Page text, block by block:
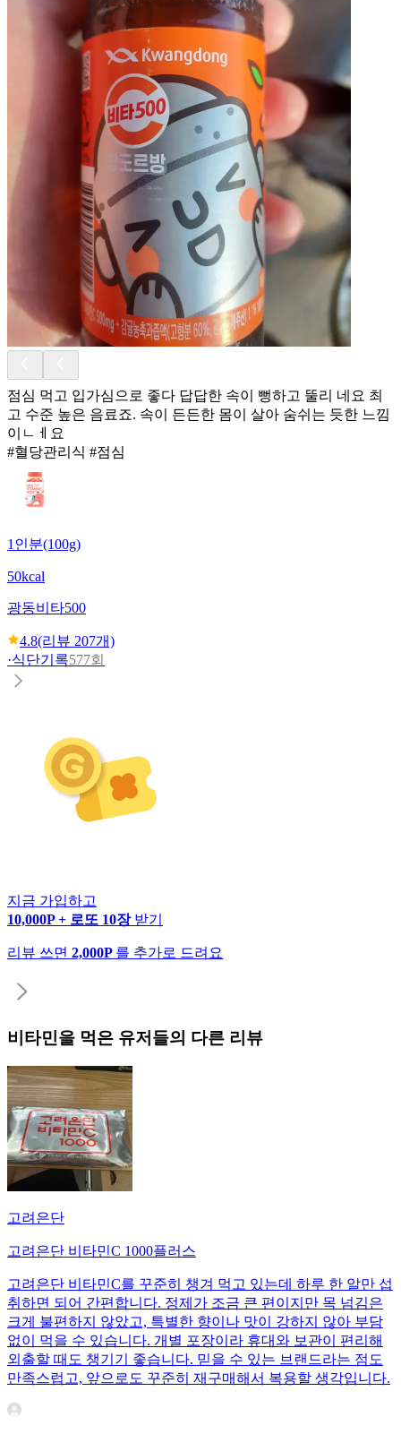
점심 먹고 입가심으로 좋다 답답한 속이 뻥하고 뚤리 네요 최
고 수준 높은 음료죠. 속이 든든한 몸이 살아 숨쉬는 듯한 느낌
이ㄴㅔ요
#혈당관리식 #점심
1인분(100g)
50kcal
광동비타500
4.8(리뷰 207개)
·식단기록577회
지금 가입하고
10,000P + 로또 10장 받기
리뷰 쓰면 2,000P 를 추가로 드려요
비타민을 먹은 유저들의 다른 리뷰
고려은단
고려은단 비타민C 1000플러스
고려은단 비타민C를 꾸준히 챙겨 먹고 있는데 하루 한 알만 섭
취하면 되어 간편합니다. 정제가 조금 큰 편이지만 목 넘김은
크게 불편하지 않았고, 특별한 향이나 맛이 강하지 않아 부담
없이 먹을 수 있습니다. 개별 포장이라 휴대와 보관이 편리해
외출할 때도 챙기기 좋습니다. 믿을 수 있는 브랜드라는 점도
만족스럽고, 앞으로도 꾸준히 재구매해서 복용할 생각입니다.